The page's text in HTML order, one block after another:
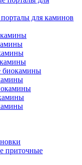
для каминов
биокамины
приточные